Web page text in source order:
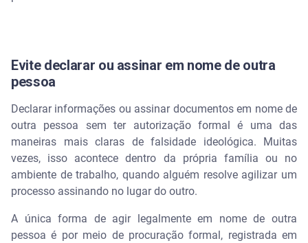
Evite declarar ou assinar em nome de outra
pessoa
Declarar informações ou assinar documentos em nome de
outra pessoa sem ter autorização formal é uma das
maneiras mais claras de falsidade ideológica. Muitas
vezes, isso acontece dentro da própria família ou no
ambiente de trabalho, quando alguém resolve agilizar um
processo assinando no lugar do outro.
A única forma de agir legalmente em nome de outra
pessoa é por meio de procuração formal, registrada em